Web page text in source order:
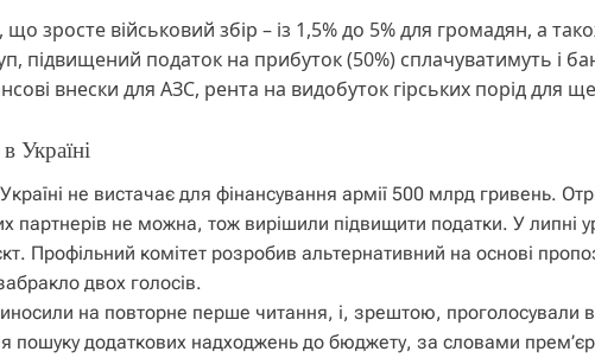
зросте військовий збір – із 1,5% до 5% для громадян, а
підвищений податок на прибуток (50%) сплачуватимуть і
внески для АЗС, рента на видобуток гірських порід для
Україні
не вистачає для фінансування армії 500 млрд гривень.
партнерів не можна, тож вирішили підвищити податки. У липні
Профільний комітет розробив альтернативний на основі
двох голосів.
на повторне перше читання, і, зрештою, проголосували
пошуку додаткових надходжень до бюджету, за словами